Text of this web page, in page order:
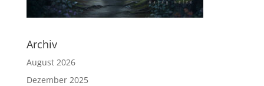
Archiv
August 2026
Dezember 2025